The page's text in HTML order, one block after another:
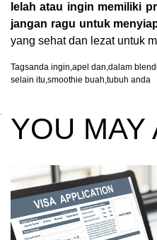
lelah atau ingin memiliki
jangan ragu untuk
yang sehat dan lezat untuk
Tagsanda ingin,apel dan,dalam
selain itu,smoothie buah,tubuh anda
YOU MAY